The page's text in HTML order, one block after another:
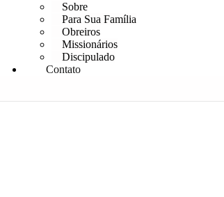
Sobre
Para Sua Família
Obreiros
Missionários
Discipulado
Contato